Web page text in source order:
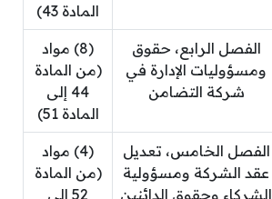
المادة 43)
الفصل الرابع، حقوق
ومسؤوليات الإدارة في
شركة التضامن
(8) مواد
(من المادة
44 إلى
المادة 51)
الفصل الخامس، تعديل
عقد الشركة ومسؤولية
الشركاء وحقوق الدائنين
(4) مواد
(من المادة
52 إلى